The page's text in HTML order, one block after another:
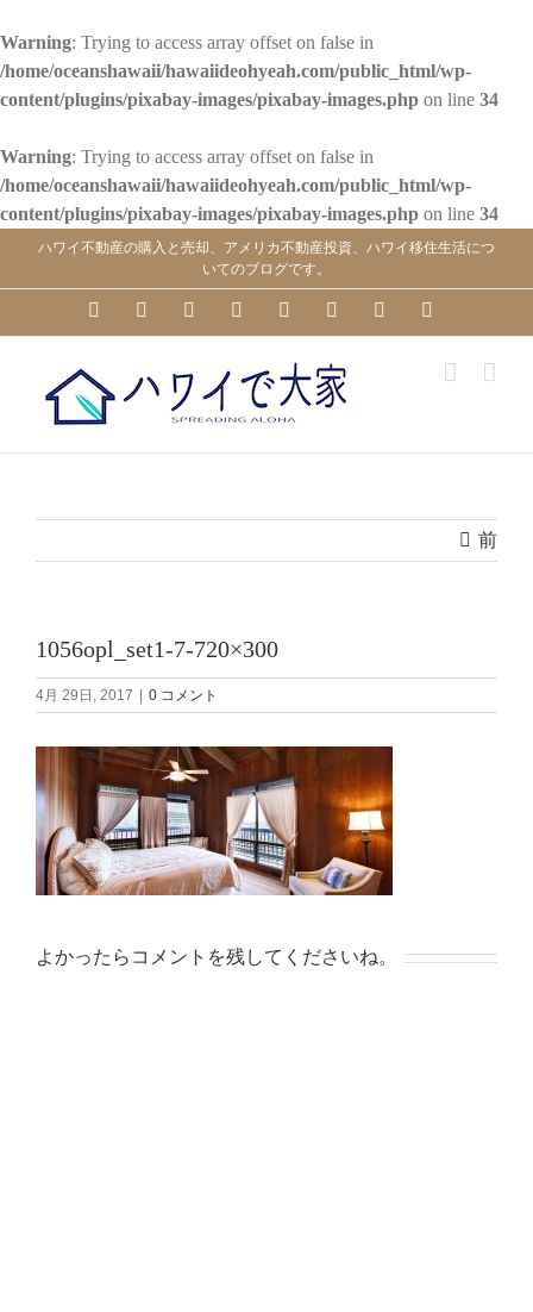
Warning: Trying to access array offset on false in
/home/oceanshawaii/hawaiideohyeah.com/public_html/wp-
content/plugins/pixabay-images/pixabay-images.php on line 34
Warning: Trying to access array offset on false in
/home/oceanshawaii/hawaiideohyeah.com/public_html/wp-
content/plugins/pixabay-images/pixabay-images.php on line 34
ハワイ不動産の購入と売却、アメリカ不動産投資、ハワイ移住生活につ
いてのブログです。
YouTubeFacebookInstagramLinkedInSkype PinterestTumblr
前
1056opl_set1-7-720×300
4月 29日, 2017 0 コメント
よかったらコメントを残してくださいね。